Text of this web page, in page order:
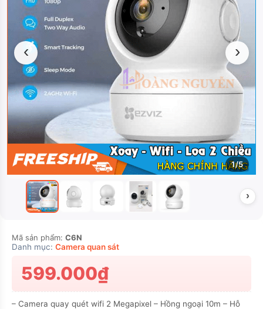
‹
1/5
›
›
Mã sản phẩm: C6N
Danh mục: Camera quan sát
599.000₫
– Camera quay quét wifi 2 Megapixel – Hồng ngoại 10m – Hỗ